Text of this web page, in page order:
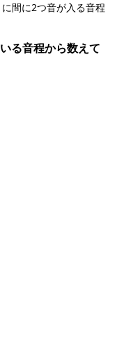
間に2つ音が入る音程
る音程から数えて